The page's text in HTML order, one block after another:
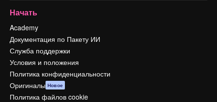
Начать
Academy
Документация по Пакету ИИ
Служба поддержки
Условия и положения
Политика конфиденциальности
Оригиналы Новое
Политика файлов cookie